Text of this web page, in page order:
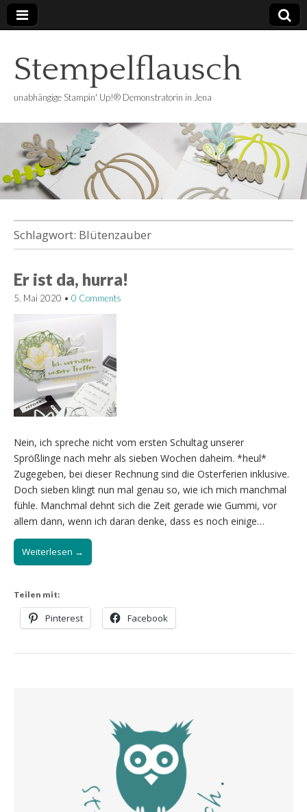
Stempelflausch
unabhängige Stampin' Up!® Demonstratorin in Jena
Schlagwort: Blütenzauber
Er ist da, hurra!
5. Mai 2020 • 0 Comments
Nein, ich spreche nicht vom ersten Schultag unserer
Sprößlinge nach mehr als sieben Wochen daheim. *heul*
Zugegeben, bei dieser Rechnung sind die Osterferien inklusive.
Doch sieben klingt nun mal genau so, wie ich mich manchmal
fühle. Manchmal dehnt sich die Zeit gerade wie Gummi, vor
allem dann, wenn ich daran denke, dass es noch einige…
Weiterlesen →
Teilen mit:
Pinterest Facebook